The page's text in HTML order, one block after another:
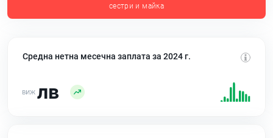
сестри и майка
Средна нетна месечна заплата за 2024 г.
лв